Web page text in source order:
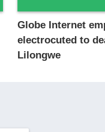
Globe Internet
electrocuted to
Lilongwe